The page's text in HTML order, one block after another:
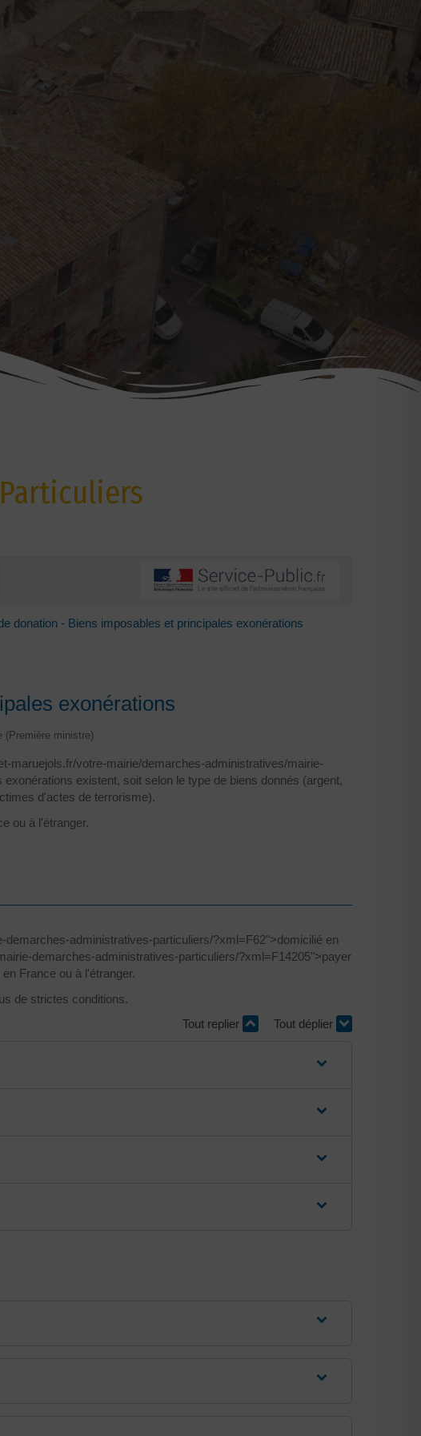
donation - Biens imposables et principales exonérations
exonérations
(Première ministre)
maruejols.fr/votre-mairie/demarches-administratives/mairie-
existent, soit selon le type de biens donnés (argent,
d'actes de terrorisme).
ou à l'étranger.
administratives-particuliers/?xml=F62">domicilié en
demarches-administratives-particuliers/?xml=F14205">payer
France ou à l'étranger.
de strictes conditions.
Tout replier
Tout déplier